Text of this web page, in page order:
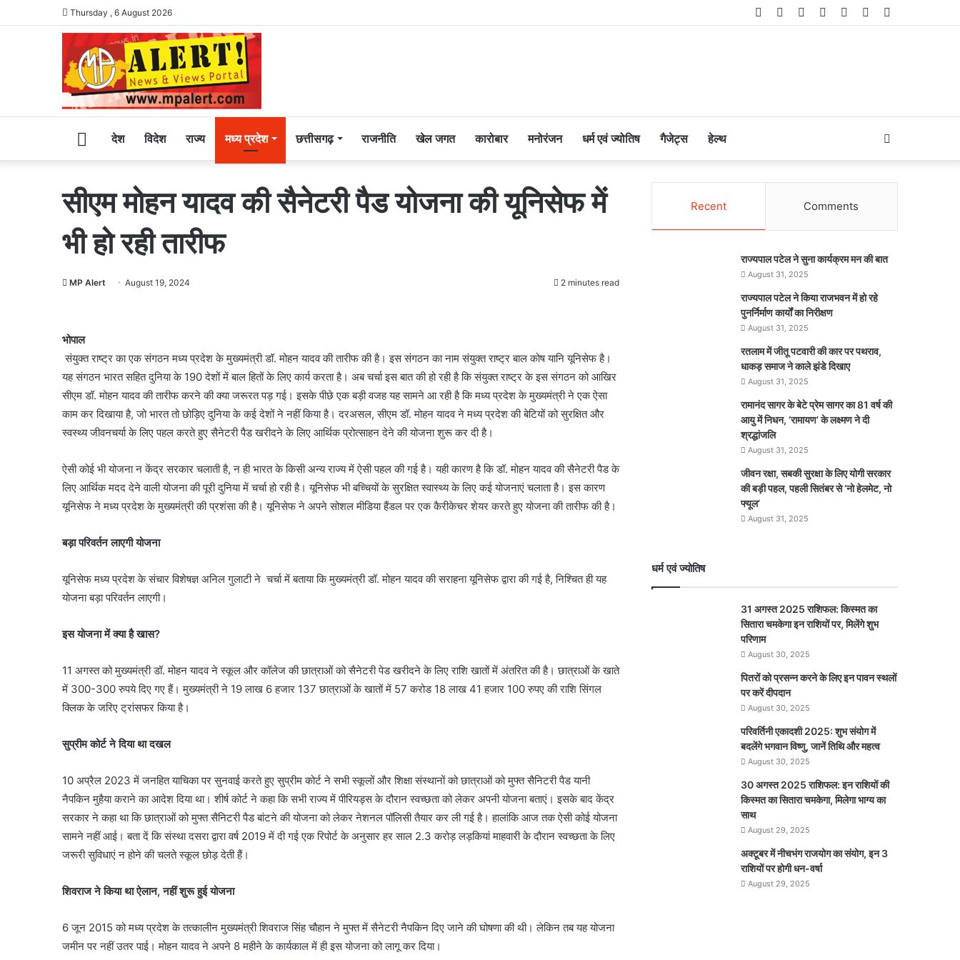
Thursday , 6 August 2026 Telegram
Instagram
YouTube
LinkedIn
Twitter
Facebook
Homeदेश विदेश राज्य मध्य प्रदेश छत्तीसगढ़ राजनीति खेल जगत कारोबार मनोरंजन धर्म एवं ज्योतिष गैजेट्स हेल्थ
for
सीएम मोहन यादव की सैनेटरी पैड योजना की यूनिसेफ में
भी हो रही तारीफ
MP Alert August 19, 2024 2 minutes read
भोपाल
संयुक्त राष्ट्र का एक संगठन मध्य प्रदेश के मुख्यमंत्री डॉ. मोहन यादव की तारीफ की है। इस संगठन का नाम संयुक्त राष्ट्र बाल कोष यानि यूनिसेफ है।
यह संगठन भारत सहित दुनिया के 190 देशों में बाल हितों के लिए कार्य करता है। अब चर्चा इस बात की हो रही है कि संयुक्त राष्ट्र के इस संगठन को आखिर
सीएम डॉ. मोहन यादव की तारीफ करने की क्या जरूरत पड़ गई। इसके पीछे एक बड़ी वजह यह सामने आ रही है कि मध्य प्रदेश के मुख्यमंत्री ने एक ऐसा
काम कर दिखाया है, जो भारत तो छोड़िए दुनिया के कई देशों ने नहीं किया है। दरअसल, सीएम डॉ. मोहन यादव ने मध्य प्रदेश की बेटियों को सुरक्षित और
स्वस्थ्य जीवनचर्या के लिए पहल करते हुए सैनेटरी पैड खरीदने के लिए आर्थिक प्रोत्साहन देने की योजना शुरू कर दी है।
ऐसी कोई भी योजना न केंद्र सरकार चलाती है, न ही भारत के किसी अन्य राज्य में ऐसी पहल की गई है। यही कारण है कि डॉ. मोहन यादव की सैनेटरी पैड के
लिए आर्थिक मदद देने वाली योजना की पूरी दुनिया में चर्चा हो रही है। यूनिसेफ भी बच्चियों के सुरक्षित स्वास्थ्य के लिए कई योजनाएं चलाता है। इस कारण
यूनिसेफ ने मध्य प्रदेश के मुख्यमंत्री की प्रशंसा की है। यूनिसेफ ने अपने सोशल मीडिया हैंडल पर एक कैरीकेचर शेयर करते हुए योजना की तारीफ की है।
बड़ा परिवर्तन लाएगी योजना
यूनिसेफ मध्य प्रदेश के संचार विशेषज्ञ अनिल गुलाटी ने चर्चा में बताया कि मुख्यमंत्री डॉ. मोहन यादव की सराहना यूनिसेफ द्वारा की गई है, निश्चित ही यह
योजना बड़ा परिवर्तन लाएगी।
इस योजना में क्या है खास?
11 अगस्त को मुख्यमंत्री डॉ. मोहन यादव ने स्कूल और कॉलेज की छात्राओं को सैनेटरी पेड खरीदने के लिए राशि खातों में अंतरित की है। छात्राओं के खाते
में 300-300 रुपये दिए गए हैं। मुख्यमंत्री ने 19 लाख 6 हजार 137 छात्राओं के खातों में 57 करोड 18 लाख 41 हजार 100 रुपए की राशि सिंगल
क्लिक के जरिए ट्रांसफर किया है।
सुप्रीम कोर्ट ने दिया था दखल
10 अप्रैल 2023 में जनहित याचिका पर सुनवाई करते हुए सुप्रीम कोर्ट ने सभी स्कूलों और शिक्षा संस्थानों को छात्राओं को मुफ्त सैनिटरी पैड यानी
नैपकिन मुहैया कराने का आदेश दिया था। शीर्ष कोर्ट ने कहा कि सभी राज्य में पीरियड्स के दौरान स्वच्छता को लेकर अपनी योजना बताएं। इसके बाद केंद्र
सरकार ने कहा था कि छात्राओं को मुफ्त सैनिटरी पैड बांटने की योजना को लेकर नेशनल पॉलिसी तैयार कर ली गई है। हालांकि आज तक ऐसी कोई योजना
सामने नहीं आई। बता दें कि संस्था दसरा द्वारा वर्ष 2019 में दी गई एक रिपोर्ट के अनुसार हर साल 2.3 करोड़ लड़कियां माहवारी के दौरान स्वच्छता के लिए
जरूरी सुविधाएं न होने की चलते स्कूल छोड़ देती हैं।
शिवराज ने किया था ऐलान, नहीं शुरू हुई योजना
6 जून 2015 को मध्य प्रदेश के तत्कालीन मुख्यमंत्री शिवराज सिंह चौहान ने मुफ्त में सैनेटरी नैपकिन दिए जाने की घोषणा की थी। लेकिन तब यह योजना
जमीन पर नहीं उतर पाई। मोहन यादव ने अपने 8 महीने के कार्यकाल में ही इस योजना को लागू कर दिया।
Recent Comments
राज्यपाल पटेल ने सुना कार्यक्रम मन की बात
August 31, 2025
राज्यपाल पटेल ने किया राजभवन में हो रहे
पुनर्निर्माण कार्यों का निरीक्षण
August 31, 2025
रतलाम में जीतू पटवारी की कार पर पथराव,
धाकड़ समाज ने काले झंडे दिखाए
August 31, 2025
रामानंद सागर के बेटे प्रेम सागर का 81 वर्ष की
आयु में निधन, ‘रामायण’ के लक्ष्मण ने दी
श्रद्धांजलि
August 31, 2025
जीवन रक्षा, सबकी सुरक्षा के लिए योगी सरकार
की बड़ी पहल, पहली सितंबर से ‘नो हेलमेट, नो
फ्यूल’
August 31, 2025
धर्म एवं ज्योतिष
31 अगस्त 2025 राशिफल: किस्मत का
सितारा चमकेगा इन राशियों पर, मिलेंगे शुभ
परिणाम
August 30, 2025
पितरों को प्रसन्न करने के लिए इन पावन स्थलों
पर करें दीपदान
August 30, 2025
परिवर्तिनी एकादशी 2025: शुभ संयोग में
बदलेंगे भगवान विष्णु, जानें तिथि और महत्व
August 30, 2025
30 अगस्त 2025 राशिफल: इन राशियों की
किस्मत का सितारा चमकेगा, मिलेगा भाग्य का
साथ
August 29, 2025
अक्टूबर में नीचभंग राजयोग का संयोग, इन 3
राशियों पर होगी धन-वर्षा
August 29, 2025